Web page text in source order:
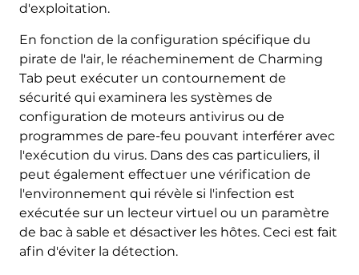
d'exploitation.
En fonction de la configuration spécifique du
pirate de l'air, le réacheminement de Charming
Tab peut exécuter un contournement de
sécurité qui examinera les systèmes de
configuration de moteurs antivirus ou de
programmes de pare-feu pouvant interférer avec
l'exécution du virus. Dans des cas particuliers, il
peut également effectuer une vérification de
l'environnement qui révèle si l'infection est
exécutée sur un lecteur virtuel ou un paramètre
de bac à sable et désactiver les hôtes. Ceci est fait
afin d'éviter la détection.